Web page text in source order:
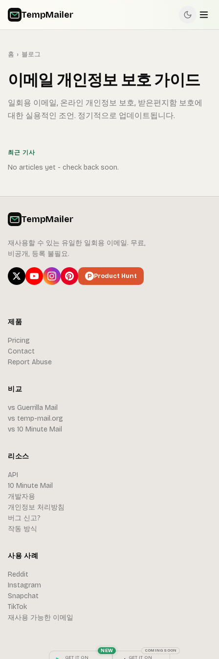
TempMailer
홈 › 블로그
이메일 개인정보 보호 가이드
일회용 이메일, 온라인 개인정보 보호, 받은편지함 보호에
대한 실용적인 조언. 정기적으로 업데이트됩니다.
최근 기사
No articles yet - check back soon.
TempMailer
재사용할 수 있는 유일한 일회용 이메일. 무료,
비공개, 등록 불필요.
Product Hunt
제품
Pricing
Contact
Report Abuse
비교
vs Guerrilla Mail
vs temp-mail.org
vs 10 Minute Mail
리소스
API
10 Minute Mail
개발자용
개인정보 처리방침
버그 신고?
작동 방식
사용 사례
Reddit
Instagram
Snapchat
TikTok
재사용 가능한 이메일
GET IT ON
NEW
GET IT ON
COMING SOON